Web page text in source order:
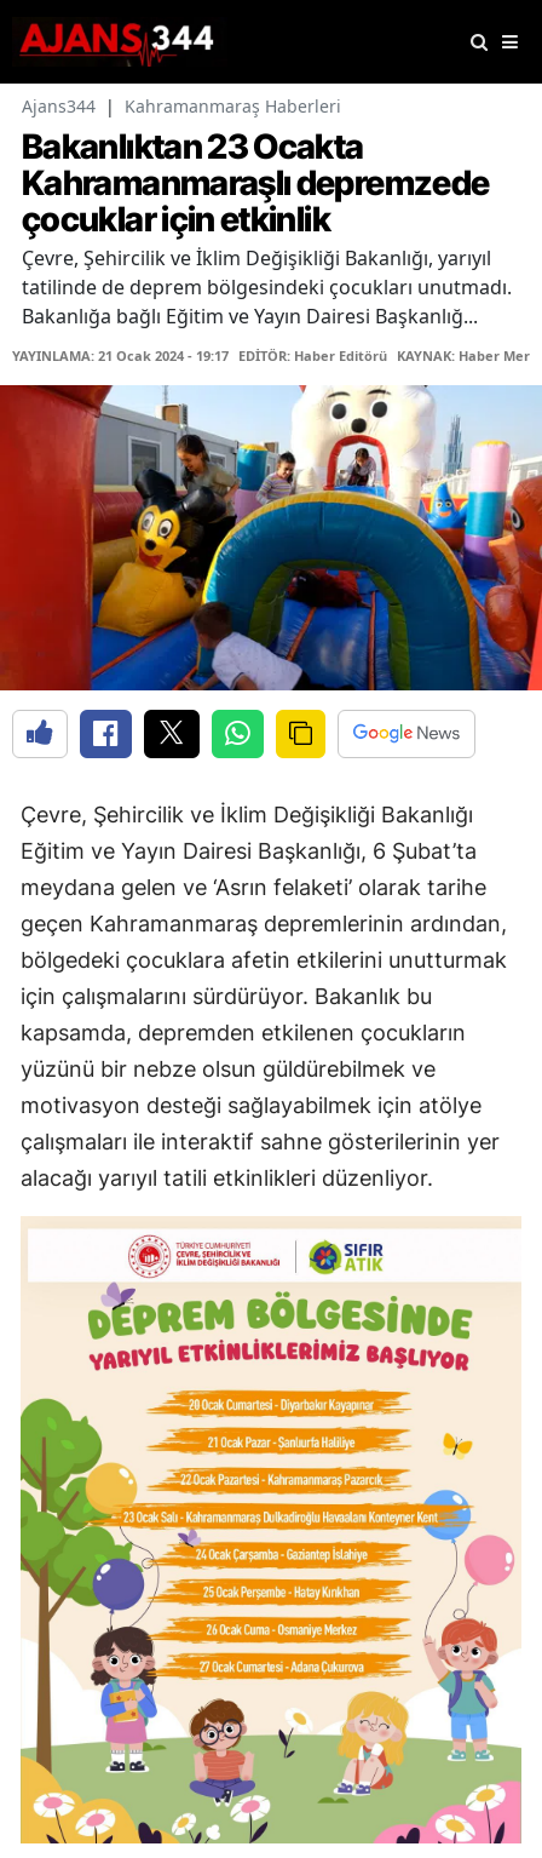
Ajans344 | Kahramanmaraş Haberleri
Bakanlıktan 23 Ocakta
Kahramanmaraşlı depremzede
çocuklar için etkinlik
Çevre, Şehircilik ve İklim Değişikliği Bakanlığı, yarıyıl
tatilinde de deprem bölgesindeki çocukları unutmadı.
Bakanlığa bağlı Eğitim ve Yayın Dairesi Başkanlığ...
YAYINLAMA: 21 Ocak 2024 - 19:17 EDİTÖR: Haber Editörü KAYNAK: Haber
Çevre, Şehircilik ve İklim Değişikliği Bakanlığı
Eğitim ve Yayın Dairesi Başkanlığı, 6 Şubat’ta
meydana gelen ve ‘Asrın felaketi’ olarak tarihe
geçen Kahramanmaraş depremlerinin ardından,
bölgedeki çocuklara afetin etkilerini unutturmak
için çalışmalarını sürdürüyor. Bakanlık bu
kapsamda, depremden etkilenen çocukların
yüzünü bir nebze olsun güldürebilmek ve
motivasyon desteği sağlayabilmek için atölye
çalışmaları ile interaktif sahne gösterilerinin yer
alacağı yarıyıl tatili etkinlikleri düzenliyor.